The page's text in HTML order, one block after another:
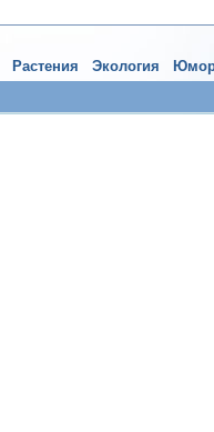
Растения Экология